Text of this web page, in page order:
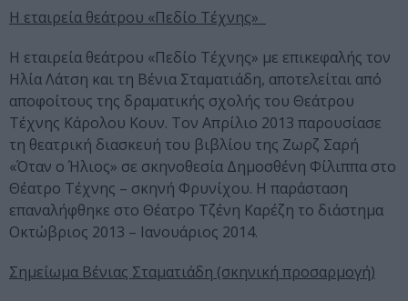
Η εταιρεία θεάτρου «Πεδίο Τέχνης»
H εταιρεία θεάτρου «Πεδίο Τέχνης» με επικεφαλής τον
Ηλία Λάτση και τη Βένια Σταματιάδη, αποτελείται από
αποφοίτους της δραματικής σχολής του Θεάτρου
Τέχνης Κάρολου Κουν. Τον Απρίλιο 2013 παρουσίασε
τη θεατρική διασκευή του βιβλίου της Ζωρζ Σαρή
«Όταν ο Ήλιος» σε σκηνοθεσία Δημοσθένη Φίλιππα στο
Θέατρο Τέχνης – σκηνή Φρυνίχου. Η παράσταση
επαναλήφθηκε στο Θέατρο Τζένη Καρέζη το διάστημα
Οκτώβριος 2013 – Ιανουάριος 2014.
Σημείωμα Βένιας Σταματιάδη (σκηνική προσαρμογή)